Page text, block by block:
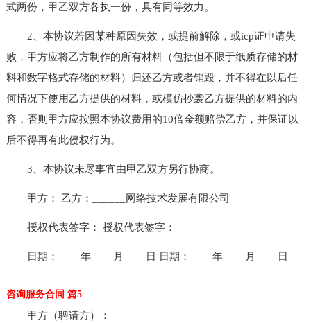
式两份，甲乙双方各执一份，具有同等效力。
2、本协议若因某种原因失效，或提前解除，或icp证申请失
败，甲方应将乙方制作的所有材料（包括但不限于纸质存储的材
料和数字格式存储的材料）归还乙方或者销毁，并不得在以后任
何情况下使用乙方提供的材料，或模仿抄袭乙方提供的材料的内
容，否则甲方应按照本协议费用的10倍金额赔偿乙方，并保证以
后不得再有此侵权行为。
3、本协议未尽事宜由甲乙双方另行协商。
甲方： 乙方：______网络技术发展有限公司
授权代表签字： 授权代表签字：
日期：____年____月____日 日期：____年____月____日
咨询服务合同 篇5
甲方（聘请方）：